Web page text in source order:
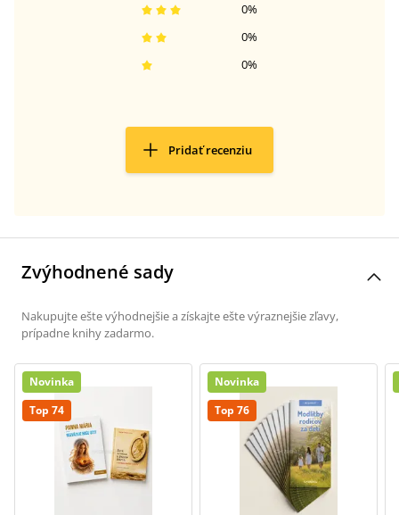
0%
0%
0%
Pridať recenziu
Zvýhodnené sady
Nakupujte ešte výhodnejšie a získajte ešte výraznejšie zľavy,
prípadne knihy zadarmo.
Novinka
Top 74
Novinka
Top 76